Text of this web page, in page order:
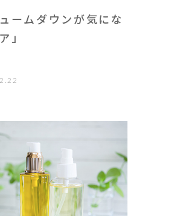
ームダウンが気にな
」